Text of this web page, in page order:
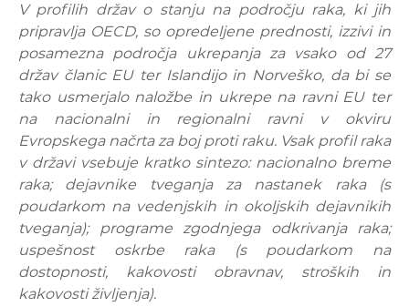
V profilih držav o stanju na področju raka, ki jih
pripravlja OECD, so opredeljene prednosti, izzivi in
posamezna področja ukrepanja za vsako od 27
držav članic EU ter Islandijo in Norveško, da bi se
tako usmerjalo naložbe in ukrepe na ravni EU ter
na nacionalni in regionalni ravni v okviru
Evropskega načrta za boj proti raku. Vsak profil raka
v državi vsebuje kratko sintezo: nacionalno breme
raka; dejavnike tveganja za nastanek raka (s
poudarkom na vedenjskih in okoljskih dejavnikih
tveganja); programe zgodnjega odkrivanja raka;
uspešnost oskrbe raka (s poudarkom na
dostopnosti, kakovosti obravnav, stroških in
kakovosti življenja).